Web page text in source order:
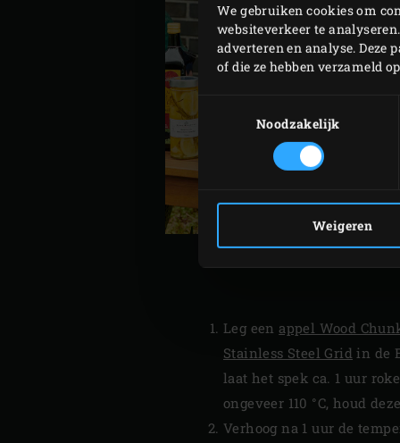
We gebruiken cookies om
websiteverkeer te
adverteren en analyse. Deze
of die ze hebben verzameld
Noodzakelijk
Weigeren
Leg een appel Wood
Stainless Steel Grid in de
laat het spek ca. 1 uur
ongeveer 110 °C, houd
Verhoog na 1 uur de